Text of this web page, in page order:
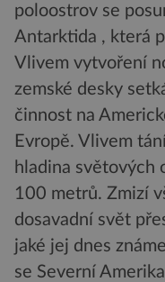
poloostrov se
Antarktida , která
Vlivem vytvoření
zemské desky
činnost na
Evropě. Vlivem
hladina světových
100 metrů. Zmizí
dosavadní svět
jaké jej dnes
se Severní